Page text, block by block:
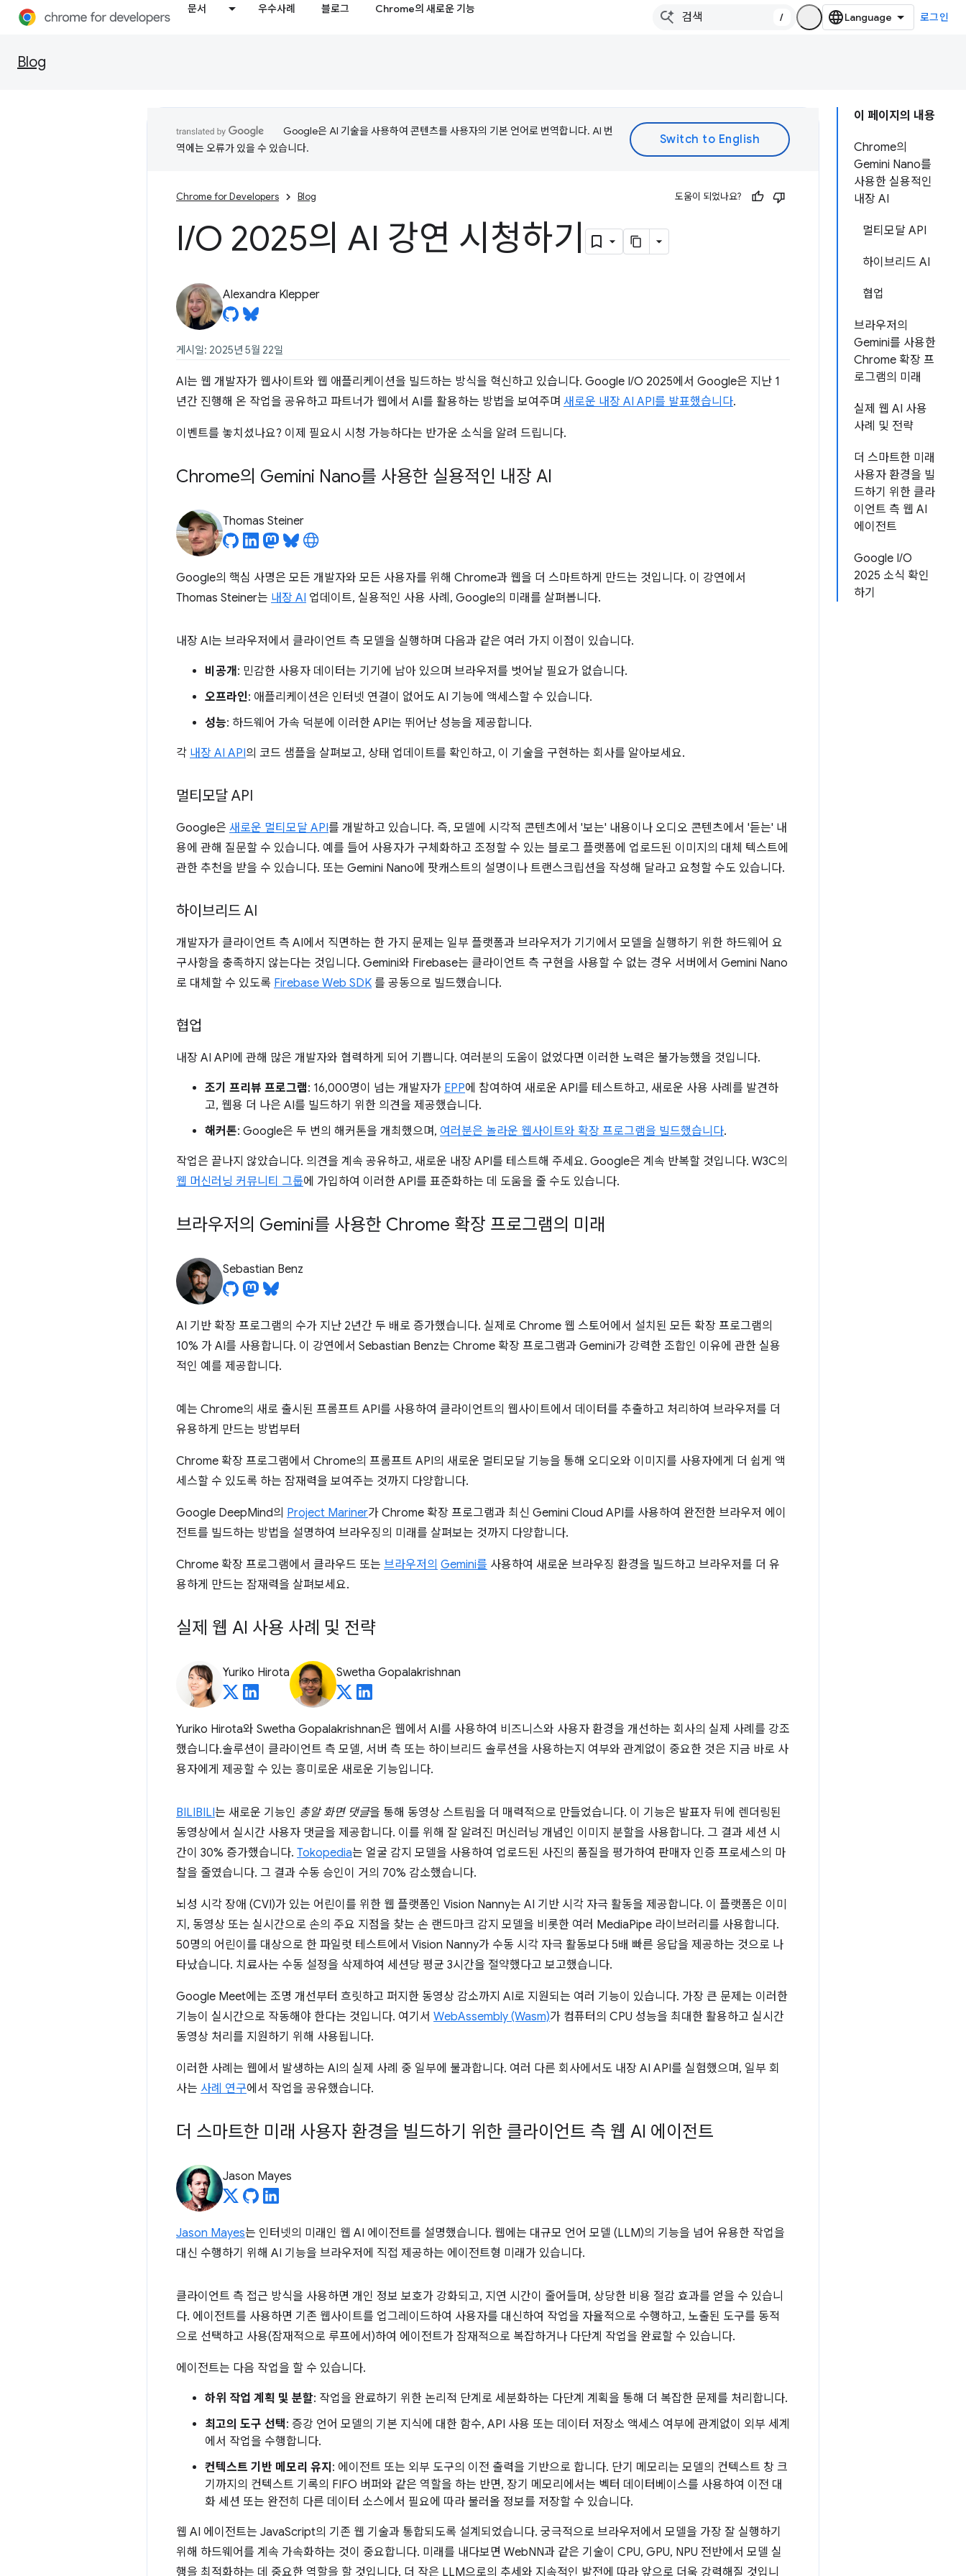
문서 우수사례 블로그 Chrome의 새로운 기능
/ 로그인
Blog
이 페이지의 내용
Chrome의
Gemini Nano를
사용한 실용적인
내장 AI
멀티모달 API
하이브리드 AI
협업
브라우저의
Gemini를 사용한
Chrome 확장 프
로그램의 미래
실제 웹 AI 사용
사례 및 전략
더 스마트한 미래
사용자 환경을 빌
드하기 위한 클라
이언트 측 웹 AI
에이전트
Google I/O
2025 소식 확인
하기
Google은 AI 기술을 사용하여 콘텐츠를 사용자의 기본 언어로 번역합니다. AI 번
역에는 오류가 있을 수 있습니다.
Chrome for Developers Blog 도움이 되었나요?
I/O 2025의 AI 강연 시청하기
Alexandra Klepper
게시일: 2025년 5월 22일
AI는 웹 개발자가 웹사이트와 웹 애플리케이션을 빌드하는 방식을 혁신하고 있습니다. Google I/O 2025에서 Google은 지난 1
년간 진행해 온 작업을 공유하고 파트너가 웹에서 AI를 활용하는 방법을 보여주며 새로운 내장 AI API를 발표했습니다.
이벤트를 놓치셨나요? 이제 필요시 시청 가능하다는 반가운 소식을 알려 드립니다.
Chrome의 Gemini Nano를 사용한 실용적인 내장 AI
Thomas Steiner
Google의 핵심 사명은 모든 개발자와 모든 사용자를 위해 Chrome과 웹을 더 스마트하게 만드는 것입니다. 이 강연에서
Thomas Steiner는 내장 AI 업데이트, 실용적인 사용 사례, Google의 미래를 살펴봅니다.
내장 AI는 브라우저에서 클라이언트 측 모델을 실행하며 다음과 같은 여러 가지 이점이 있습니다.
비공개 : 민감한 사용자 데이터는 기기에 남아 있으며 브라우저를 벗어날 필요가 없습니다.
오프라인: 애플리케이션은 인터넷 연결이 없어도 AI 기능에 액세스할 수 있습니다.
성능: 하드웨어 가속 덕분에 이러한 API는 뛰어난 성능을 제공합니다.
각 내장 AI API의 코드 샘플을 살펴보고, 상태 업데이트를 확인하고, 이 기술을 구현하는 회사를 알아보세요.
멀티모달 API
Google은 새로운 멀티모달 API를 개발하고 있습니다. 즉, 모델에 시각적 콘텐츠에서 '보는' 내용이나 오디오 콘텐츠에서 '듣는' 내
용에 관해 질문할 수 있습니다. 예를 들어 사용자가 구체화하고 조정할 수 있는 블로그 플랫폼에 업로드된 이미지의 대체 텍스트에
관한 추천을 받을 수 있습니다. 또는 Gemini Nano에 팟캐스트의 설명이나 트랜스크립션을 작성해 달라고 요청할 수도 있습니다.
하이브리드 AI
개발자가 클라이언트 측 AI에서 직면하는 한 가지 문제는 일부 플랫폼과 브라우저가 기기에서 모델을 실행하기 위한 하드웨어 요
구사항을 충족하지 않는다는 것입니다. Gemini와 Firebase는 클라이언트 측 구현을 사용할 수 없는 경우 서버에서 Gemini Nano
로 대체할 수 있도록 Firebase Web SDK 를 공동으로 빌드했습니다.
협업
내장 AI API에 관해 많은 개발자와 협력하게 되어 기쁩니다. 여러분의 도움이 없었다면 이러한 노력은 불가능했을 것입니다.
조기 프리뷰 프로그램: 16,000명이 넘는 개발자가 EPP에 참여하여 새로운 API를 테스트하고, 새로운 사용 사례를 발견하
고, 웹용 더 나은 AI를 빌드하기 위한 의견을 제공했습니다.
해커톤: Google은 두 번의 해커톤을 개최했으며, 여러분은 놀라운 웹사이트와 확장 프로그램을 빌드했습니다.
작업은 끝나지 않았습니다. 의견을 계속 공유하고, 새로운 내장 API를 테스트해 주세요. Google은 계속 반복할 것입니다. W3C의
웹 머신러닝 커뮤니티 그룹에 가입하여 이러한 API를 표준화하는 데 도움을 줄 수도 있습니다.
브라우저의 Gemini를 사용한 Chrome 확장 프로그램의 미래
Sebastian Benz
AI 기반 확장 프로그램의 수가 지난 2년간 두 배로 증가했습니다. 실제로 Chrome 웹 스토어에서 설치된 모든 확장 프로그램의
10% 가 AI를 사용합니다. 이 강연에서 Sebastian Benz는 Chrome 확장 프로그램과 Gemini가 강력한 조합인 이유에 관한 실용
적인 예를 제공합니다.
예는 Chrome의 새로 출시된 프롬프트 API를 사용하여 클라이언트의 웹사이트에서 데이터를 추출하고 처리하여 브라우저를 더
유용하게 만드는 방법부터
Chrome 확장 프로그램에서 Chrome의 프롬프트 API의 새로운 멀티모달 기능을 통해 오디오와 이미지를 사용자에게 더 쉽게 액
세스할 수 있도록 하는 잠재력을 보여주는 것까지 다양합니다.
Google DeepMind의 Project Mariner가 Chrome 확장 프로그램과 최신 Gemini Cloud API를 사용하여 완전한 브라우저 에이
전트를 빌드하는 방법을 설명하여 브라우징의 미래를 살펴보는 것까지 다양합니다.
Chrome 확장 프로그램에서 클라우드 또는 브라우저의 Gemini를 사용하여 새로운 브라우징 환경을 빌드하고 브라우저를 더 유
용하게 만드는 잠재력을 살펴보세요.
실제 웹 AI 사용 사례 및 전략
Yuriko Hirota Swetha Gopalakrishnan
Yuriko Hirota와 Swetha Gopalakrishnan은 웹에서 AI를 사용하여 비즈니스와 사용자 환경을 개선하는 회사의 실제 사례를 강조
했습니다.솔루션이 클라이언트 측 모델, 서버 측 또는 하이브리드 솔루션을 사용하는지 여부와 관계없이 중요한 것은 지금 바로 사
용자에게 제공할 수 있는 흥미로운 새로운 기능입니다.
BILIBILI는 새로운 기능인 총알 화면 댓글을 통해 동영상 스트림을 더 매력적으로 만들었습니다. 이 기능은 발표자 뒤에 렌더링된
동영상에서 실시간 사용자 댓글을 제공합니다. 이를 위해 잘 알려진 머신러닝 개념인 이미지 분할을 사용합니다. 그 결과 세션 시
간이 30% 증가했습니다. Tokopedia는 얼굴 감지 모델을 사용하여 업로드된 사진의 품질을 평가하여 판매자 인증 프로세스의 마
찰을 줄였습니다. 그 결과 수동 승인이 거의 70% 감소했습니다.
뇌성 시각 장애 (CVI)가 있는 어린이를 위한 웹 플랫폼인 Vision Nanny는 AI 기반 시각 자극 활동을 제공합니다. 이 플랫폼은 이미
지, 동영상 또는 실시간으로 손의 주요 지점을 찾는 손 랜드마크 감지 모델을 비롯한 여러 MediaPipe 라이브러리를 사용합니다.
50명의 어린이를 대상으로 한 파일럿 테스트에서 Vision Nanny가 수동 시각 자극 활동보다 5배 빠른 응답을 제공하는 것으로 나
타났습니다. 치료사는 수동 설정을 삭제하여 세션당 평균 3시간을 절약했다고 보고했습니다.
Google Meet에는 조명 개선부터 흐릿하고 퍼지한 동영상 감소까지 AI로 지원되는 여러 기능이 있습니다. 가장 큰 문제는 이러한
기능이 실시간으로 작동해야 한다는 것입니다. 여기서 WebAssembly (Wasm)가 컴퓨터의 CPU 성능을 최대한 활용하고 실시간
동영상 처리를 지원하기 위해 사용됩니다.
이러한 사례는 웹에서 발생하는 AI의 실제 사례 중 일부에 불과합니다. 여러 다른 회사에서도 내장 AI API를 실험했으며, 일부 회
사는 사례 연구에서 작업을 공유했습니다.
더 스마트한 미래 사용자 환경을 빌드하기 위한 클라이언트 측 웹 AI 에이전트
Jason Mayes
Jason Mayes는 인터넷의 미래인 웹 AI 에이전트를 설명했습니다. 웹에는 대규모 언어 모델 (LLM)의 기능을 넘어 유용한 작업을
대신 수행하기 위해 AI 기능을 브라우저에 직접 제공하는 에이전트형 미래가 있습니다.
클라이언트 측 접근 방식을 사용하면 개인 정보 보호가 강화되고, 지연 시간이 줄어들며, 상당한 비용 절감 효과를 얻을 수 있습니
다. 에이전트를 사용하면 기존 웹사이트를 업그레이드하여 사용자를 대신하여 작업을 자율적으로 수행하고, 노출된 도구를 동적
으로 선택하고 사용(잠재적으로 루프에서)하여 에이전트가 잠재적으로 복잡하거나 다단계 작업을 완료할 수 있습니다.
에이전트는 다음 작업을 할 수 있습니다.
하위 작업 계획 및 분할: 작업을 완료하기 위한 논리적 단계로 세분화하는 다단계 계획을 통해 더 복잡한 문제를 처리합니다.
최고의 도구 선택: 증강 언어 모델의 기본 지식에 대한 함수, API 사용 또는 데이터 저장소 액세스 여부에 관계없이 외부 세계
에서 작업을 수행합니다.
컨텍스트 기반 메모리 유지 : 에이전트 또는 외부 도구의 이전 출력을 기반으로 합니다. 단기 메모리는 모델의 컨텍스트 창 크
기까지의 컨텍스트 기록의 FIFO 버퍼와 같은 역할을 하는 반면, 장기 메모리에서는 벡터 데이터베이스를 사용하여 이전 대
화 세션 또는 완전히 다른 데이터 소스에서 필요에 따라 불러올 정보를 저장할 수 있습니다.
웹 AI 에이전트는 JavaScript의 기존 웹 기술과 통합되도록 설계되었습니다. 궁극적으로 브라우저에서 모델을 가장 잘 실행하기
위해 하드웨어를 계속 가속화하는 것이 중요합니다. 미래를 내다보면 WebNN과 같은 기술이 CPU, GPU, NPU 전반에서 모델 실
행을 최적화하는 데 중요한 역할을 할 것입니다. 더 작은 LLM으로의 추세와 지속적인 발전에 따라 앞으로 더욱 강력해질 것입니